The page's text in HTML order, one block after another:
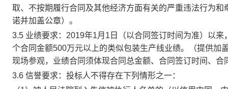
取、不按期履行合同及其他经济方面有关的严重违法行为和
诺并加盖公章）。
3.5 业绩要求： 2019年1月 1 日（以合同签订时间为准）以
个合同金额500万元以上的类似包装生产线业绩。（提供加
现场参观，业绩合同须体现合同总金额、合同签订时间、
3.6 信誉要求：投标人不得存在下列情形之一：